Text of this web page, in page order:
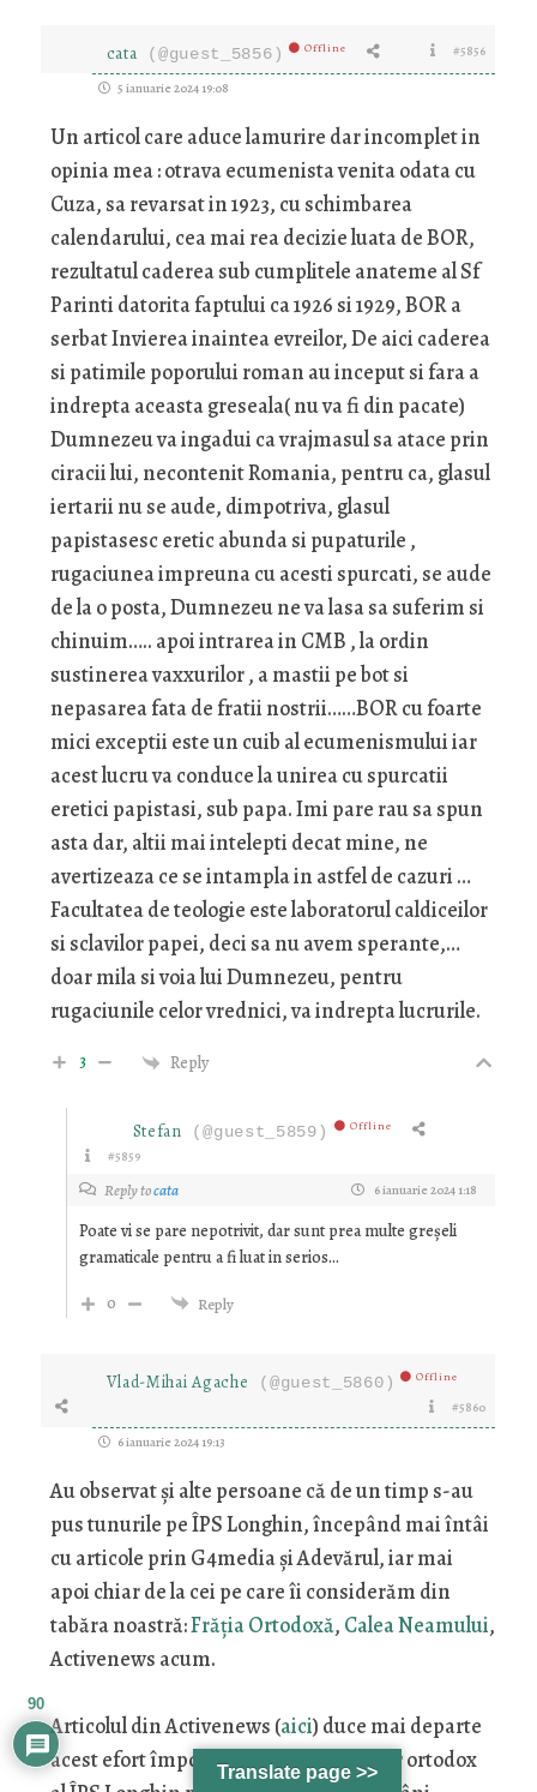
cata (@guest_5856) Offline #5856
5 ianuarie 2024 19:08
Un articol care aduce lamurire dar incomplet in
opinia mea : otrava ecumenista venita odata cu
Cuza, sa revarsat in 1923, cu schimbarea
calendarului, cea mai rea decizie luata de BOR,
rezultatul caderea sub cumplitele anateme al Sf
Parinti datorita faptului ca 1926 si 1929, BOR a
serbat Invierea inaintea evreilor, De aici caderea
si patimile poporului roman au inceput si fara a
indrepta aceasta greseala( nu va fi din pacate)
Dumnezeu va ingadui ca vrajmasul sa atace prin
ciracii lui, necontenit Romania, pentru ca, glasul
iertarii nu se aude, dimpotriva, glasul
papistasesc eretic abunda si pupaturile ,
rugaciunea impreuna cu acesti spurcati, se aude
de la o posta, Dumnezeu ne va lasa sa suferim si
chinuim….. apoi intrarea in CMB , la ordin
sustinerea vaxxurilor , a mastii pe bot si
nepasarea fata de fratii nostrii……BOR cu foarte
mici exceptii este un cuib al ecumenismului iar
acest lucru va conduce la unirea cu spurcatii
eretici papistasi, sub papa. Imi pare rau sa spun
asta dar, altii mai intelepti decat mine, ne
avertizeaza ce se intampla in astfel de cazuri …
Facultatea de teologie este laboratorul caldiceilor
si sclavilor papei, deci sa nu avem sperante,…
doar mila si voia lui Dumnezeu, pentru
rugaciunile celor vrednici, va indrepta lucrurile.
3 Reply
Stefan (@guest_5859) Offline
#5859
Reply tocata 6 ianuarie 2024 1:18
Poate vi se pare nepotrivit, dar sunt prea multe greșeli
gramaticale pentru a fi luat in serios…
0
Reply
Vlad-Mihai Agache (@guest_5860) Offline
#5860
6 ianuarie 2024 19:13
Au observat şi alte persoane că de un timp s-au
pus tunurile pe ÎPS Longhin, începând mai întâi
cu articole prin G4media şi Adevărul, iar mai
apoi chiar de la cei pe care îi considerăm din
tabăra noastră:Frăţia Ortodoxă, Calea Neamului,
Activenews acum.
Articolul din Activenews (aici) duce mai departe
acest efort împotriva imaginii de reper ortodox
Translate page >>
90